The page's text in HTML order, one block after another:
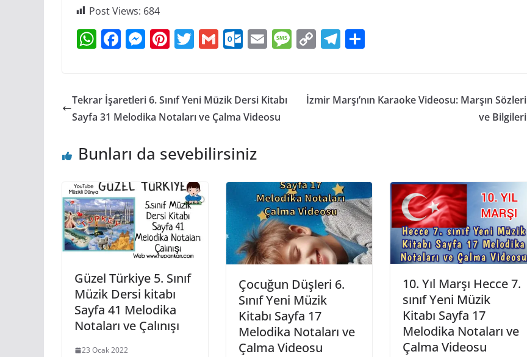
Post Views: 684
W
s
A
p
F
e
b
o
k
M
e
n
er
Pi
e
st
T
er
G
l
O
o
k.
o
m
E
l
M C
y
T
gr e
Tekrar İşaretleri 6. Sınıf Yeni Müzik Dersi Kitabı
Sayfa 31 Melodika Notaları ve Çalma Videosu
İzmir Marşı’nın Karaoke Videosu: Marşın Sözleri
ve Bilgileri
Bunları da sevebilirsiniz
Güzel Türkiye 5. Sınıf
Müzik Dersi kitabı
Sayfa 41 Melodika
Notaları ve Çalınışı
23 Ocak 2022
Çocuğun Düşleri 6.
Sınıf Yeni Müzik
Kitabı Sayfa 17
Melodika Notaları ve
Çalma Videosu
10. Yıl Marşı Hecce 7.
sınıf Yeni Müzik
Kitabı Sayfa 17
Melodika Notaları ve
Çalma Videosu